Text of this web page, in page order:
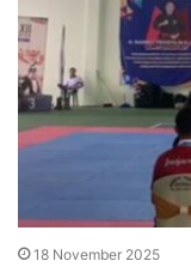
18 November 2025